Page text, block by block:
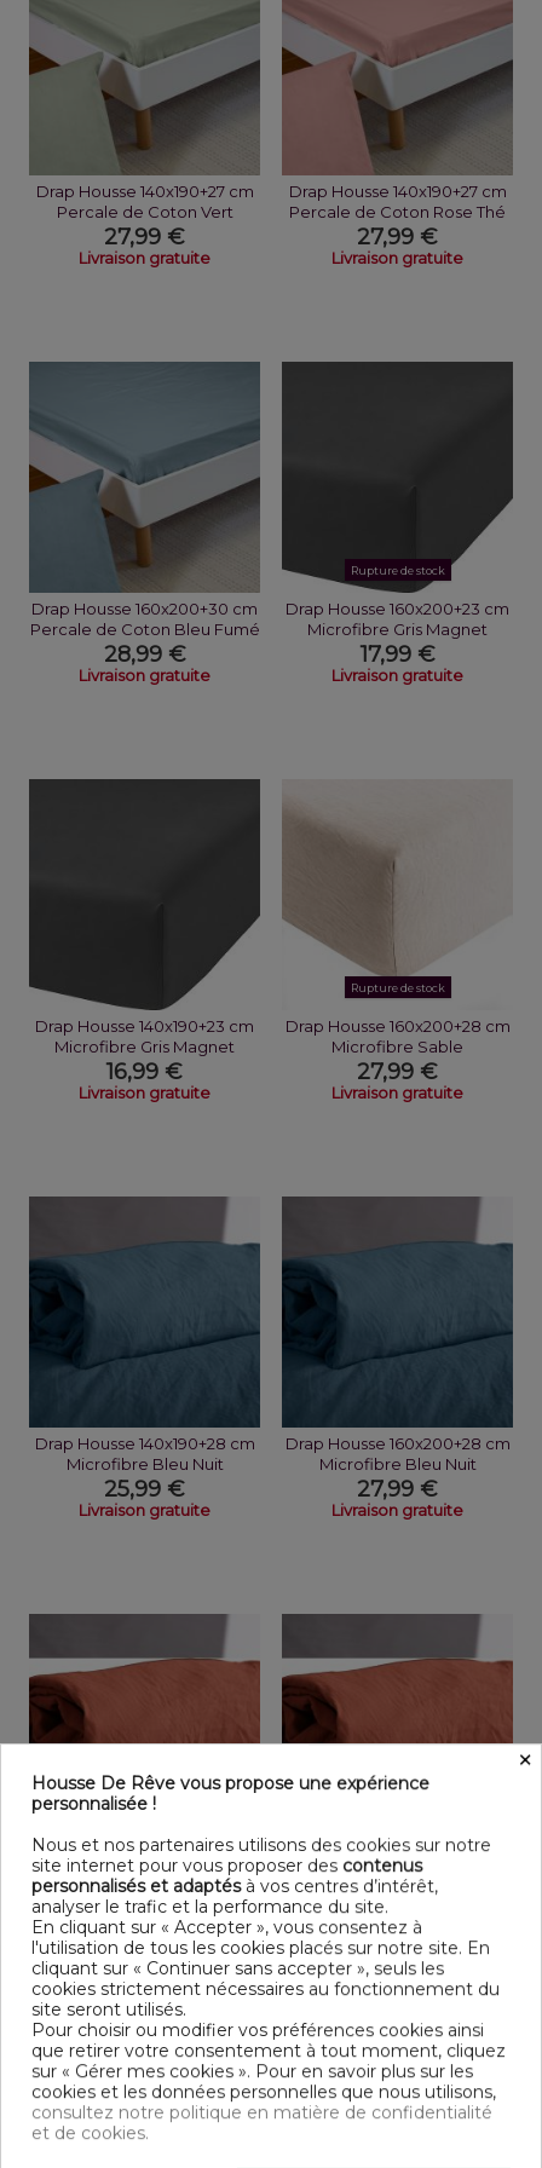
Drap Housse 140x190+27 cm
Percale de Coton Vert
Sauge
27,99 €
Livraison gratuite
Drap Housse 140x190+27 cm
Percale de Coton Rose Thé
27,99 €
Livraison gratuite
Drap Housse 160x200+30 cm
Percale de Coton Bleu Fumé
28,99 €
Livraison gratuite
Rupture de stock
Drap Housse 160x200+23 cm
Microfibre Gris Magnet
17,99 €
Livraison gratuite
Drap Housse 140x190+23 cm
Microfibre Gris Magnet
16,99 €
Livraison gratuite
Rupture de stock
Drap Housse 160x200+28 cm
Microfibre Sable
27,99 €
Livraison gratuite
Drap Housse 140x190+28 cm
Microfibre Bleu Nuit
25,99 €
Livraison gratuite
Drap Housse 160x200+28 cm
Microfibre Bleu Nuit
27,99 €
Livraison gratuite
Drap Housse 140x190+28 cm
Microfibre Terracotta
25,99 €
Livraison gratuite
Drap Housse 160x200+28 cm
Microfibre Terracotta
27,99 €
Livraison gratuite
×
Housse De Rêve vous propose une expérience
personnalisée !
Nous et nos partenaires utilisons des cookies sur notre
site internet pour vous proposer des contenus
personnalisés et adaptésà vos centres d’intérêt,
analyser le trafic et la performance du site.
En cliquant sur « Accepter », vous consentez à
l'utilisation de tous les cookies placés sur notre site. En
cliquant sur « Continuer sans accepter », seuls les
cookies strictement nécessaires au fonctionnement du
site seront utilisés.
Pour choisir ou modifier vos préférences cookies ainsi
que retirer votre consentement à tout moment, cliquez
sur « Gérer mes cookies ». Pour en savoir plus sur les
cookies et les données personnelles que nous utilisons,
consultez notre politique en matière de confidentialité
et de cookies.